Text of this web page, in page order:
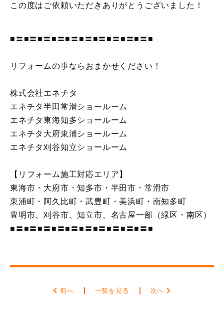
この度はご依頼いただきありがとうございました！
■〓■〓■〓■〓■〓■〓■〓■〓■〓■〓■
リフォームの事ならおまかせください！
株式会社エネチタ
エネチタ半田常滑ショールーム
エネチタ東海知多ショールーム
エネチタ大府東浦ショールーム
エネチタ刈谷知立ショールーム
【リフォーム施工対応エリア】
東海市・大府市・知多市・半田市・常滑市
東浦町・阿久比町・武豊町・美浜町・南知多町
豊明市、刈谷市、知立市、名古屋一部（緑区・南区）
■〓■〓■〓■〓■〓■〓■〓■〓■〓■〓■
前へ 一覧を見る 次へ